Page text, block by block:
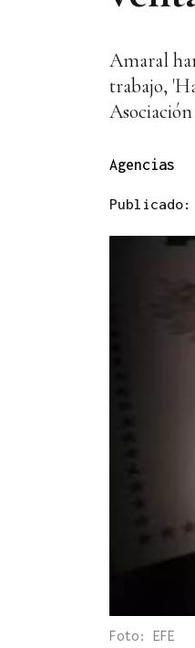
Amaral
trabajo,
Agencias
Publicado:
Foto: EFE